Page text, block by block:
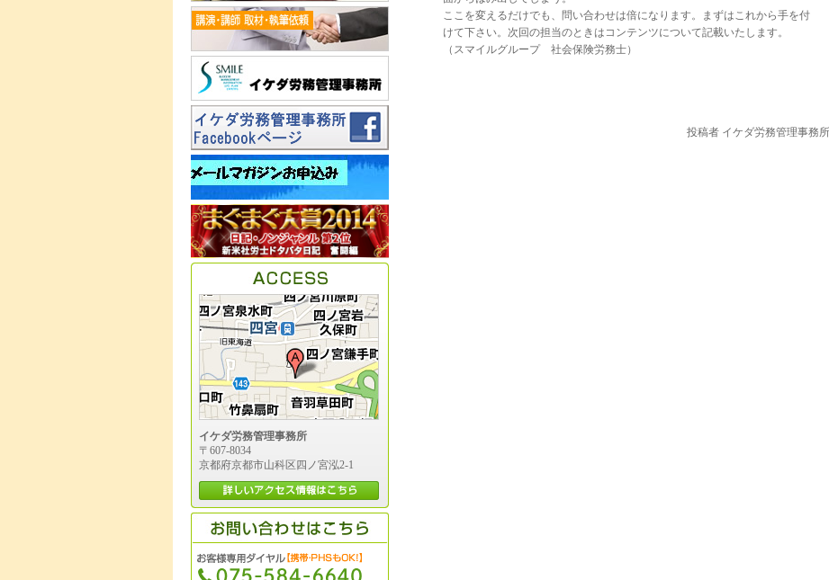
ここを変えるだけでも、問い合わせは倍になります。まずはこれから手を付
けて下さい。次回の担当のときはコンテンツについて記載いたします。
（スマイルグループ 社会保険労務士）
投稿者 イケダ労務管理事務所
イケダ労務管理事務所
〒607-8034
京都府京都市山科区四ノ宮泓2-1